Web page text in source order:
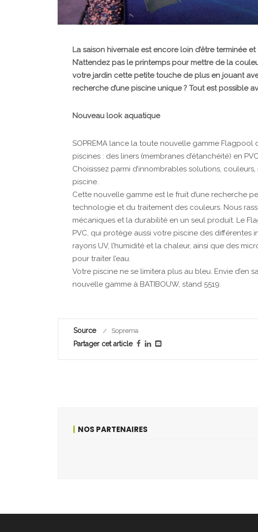
La saison hivernale est encore loin d’être terminée
N’attendez pas le printemps pour mettre de la
votre jardin cette petite touche de plus en jouant
recherche d’une piscine unique ? Tout est possible
Nouveau look aquatique
SOPREMA lance la toute nouvelle gamme
piscines : des liners (membranes d’étanchéité) en
Choisissez parmi d’innombrables solutions,
piscine.
Cette nouvelle gamme est le fruit d’une recherche
technologie et du traitement des couleurs. Nous
mécaniques et la durabilité en un seul produit. Le
PVC, qui protège aussi votre piscine des
rayons UV, l’humidité et la chaleur, ainsi que des
pour traiter l’eau.
Votre piscine ne se limitera plus au bleu. Envie d’en
nouvelle gamme à BATIBOUW, stand 5519.
Source Soprema
Partager cet article
NOS PARTENAIRES